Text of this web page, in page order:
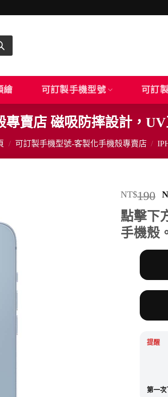
繪 可訂製手機型號 可訂
專賣店 磁吸防摔設計，
/ 可訂製手機型號-客製化手機殼專賣店 /
NT$190
始
點擊下
手機殼
提醒
第一